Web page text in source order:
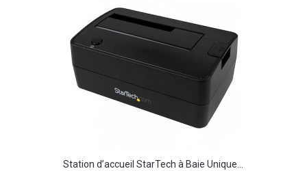
Station d’accueil StarTech à Baie Unique...